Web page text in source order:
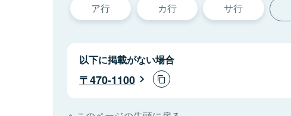
ア行 カ行 サ行
以下に掲載がない場合
470-1100